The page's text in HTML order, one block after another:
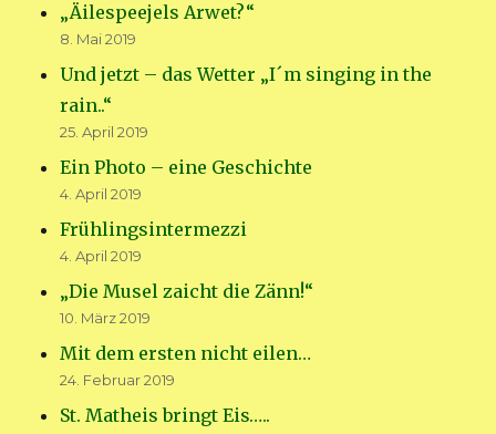
„Äilespeejels Arwet?“
8. Mai 2019
Und jetzt – das Wetter „I´m singing in the
rain..“
25. April 2019
Ein Photo – eine Geschichte
4. April 2019
Frühlingsintermezzi
4. April 2019
„Die Musel zaicht die Zänn!“
10. März 2019
Mit dem ersten nicht eilen…
24. Februar 2019
St. Matheis bringt Eis…..